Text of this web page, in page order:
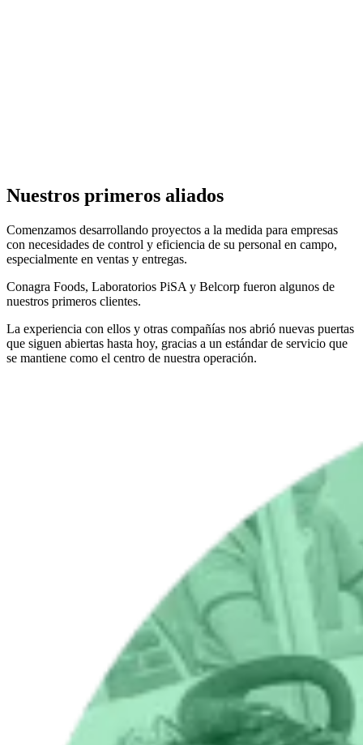
Nuestros primeros aliados
Comenzamos desarrollando proyectos a la medida para empresas
con necesidades de control y eficiencia de su personal en campo,
especialmente en ventas y entregas.
Conagra Foods, Laboratorios PiSA y Belcorp fueron algunos de
nuestros primeros clientes.
La experiencia con ellos y otras compañías nos abrió nuevas puertas
que siguen abiertas hasta hoy, gracias a un estándar de servicio que
se mantiene como el centro de nuestra operación.